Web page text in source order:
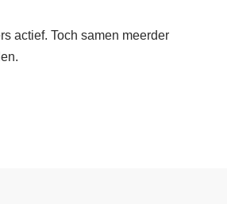
actief. Toch samen meerder